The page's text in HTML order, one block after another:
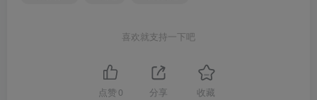
喜欢就支持一下吧
点赞 0 分享 收藏